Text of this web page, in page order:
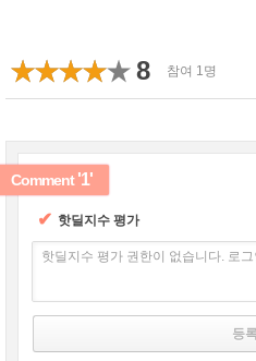
8 참여 1명
✔ 핫딜지수 평가
핫딜지수 평가 권한이 없습니다. 로
Comment'1'